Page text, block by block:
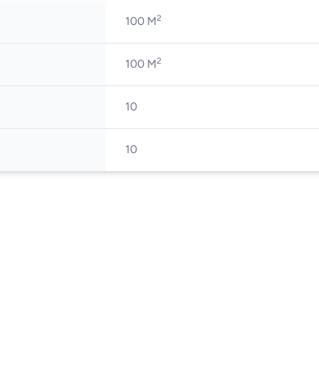
100 M2
100 M2
10
10